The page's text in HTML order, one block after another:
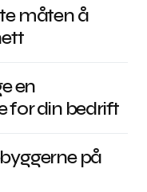
måten å
en
for din bedrift
på